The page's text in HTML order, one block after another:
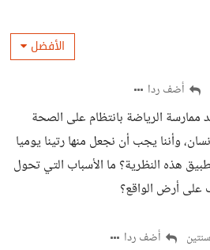
الأفضل
أضف ردا
ممارسة الرياضة بانتظام على الصحة
وأننا يجب أن نجعل منها رتينا يوميا
هذه النظرية؟ ما الأسباب التي تحول
على أرض الواقع؟
أضف ردا